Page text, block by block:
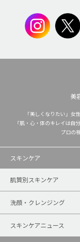
美
「美しくなりたい」女
「肌・心・体のキレイは
プロの
スキンケア
肌質別スキンケア
洗顔・クレンジング
スキンケアニュース